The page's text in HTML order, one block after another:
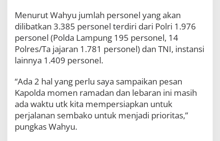
a
l
Menurut Wahyu jumlah personel yang akan
dilibatkan 3.385 personel terdiri dari Polri 1.976
personel (Polda Lampung 195 personel, 14
Polres/Ta jajaran 1.781 personel) dan TNI, instansi
lainnya 1.409 personel.
“Ada 2 hal yang perlu saya sampaikan pesan
Kapolda momen ramadan dan lebaran ini masih
ada waktu utk kita mempersiapkan untuk
perjalanan sembako untuk menjadi prioritas,”
pungkas Wahyu.